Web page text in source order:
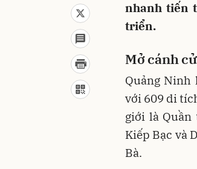
nhanh tiến
triển.
Mở cánh
Quảng Ninh
với 609 di
giới là Quần
Kiếp Bạc và
Bà.